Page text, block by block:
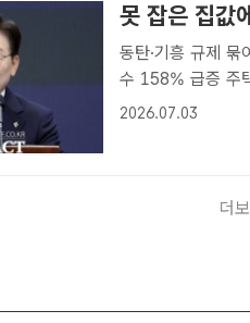
못 잡은 집값
동탄·기흥 규제
수 158% 급증 주택 공급
큰 폭으로 집값이
2026.07.03
더